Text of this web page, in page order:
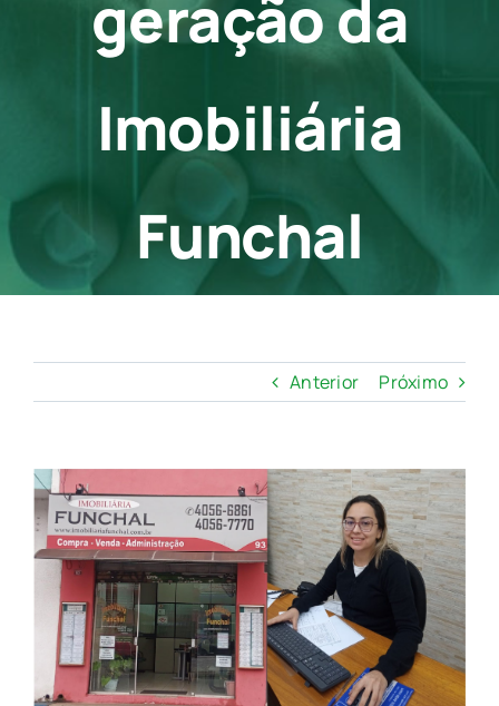
Contatogeração da
Imobiliária
Funchal
Anterior Próximo
View
Larger
Image